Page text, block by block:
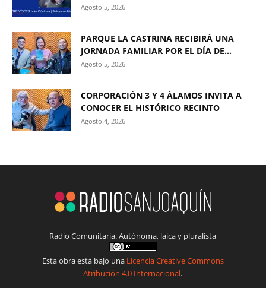
Agosto 5, 2026
PARQUE LA CASTRINA RECIBIRÁ UNA
JORNADA FAMILIAR POR EL DÍA DE...
Agosto 5, 2026
CORPORACIÓN 3 Y 4 ÁLAMOS INVITA A
CONOCER EL HISTÓRICO RECINTO
Agosto 4, 2026
Radio Comunitaria. Autónoma, laica y pluralista
Esta obra está bajo una Licencia Creative Commons
Atribución 4.0 Internacional.